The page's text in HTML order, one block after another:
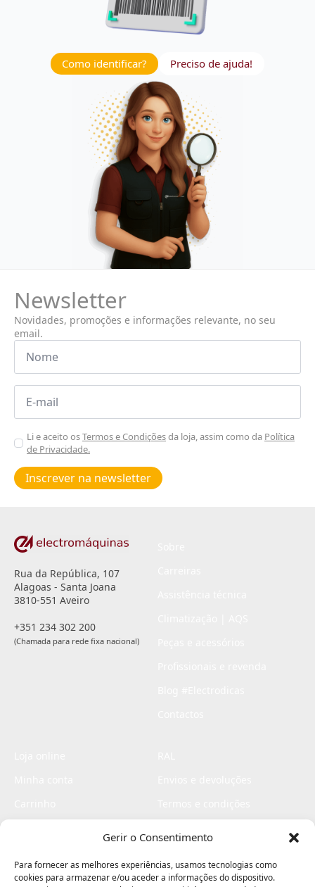
Gerir o Consentimento
Para fornecer as melhores experiências, usamos tecnologias como
cookies para armazenar e/ou aceder a informações do dispositivo.
Como identificar? Preciso de ajuda!
Newsletter
Novidades, promoções e informações relevante, no seu
email.
Nome
Email
Aceitar
Poiticas
de
privacidade
Li e aceito osTermos e Condiçõesda loja, assim como da Política
de Privacidade.
Inscrever na newsletter
Rua da República, 107
Alagoas - Santa Joana
3810-551 Aveiro
+351 234 302 200
(Chamada para rede fixa nacional)
Livro de elogios